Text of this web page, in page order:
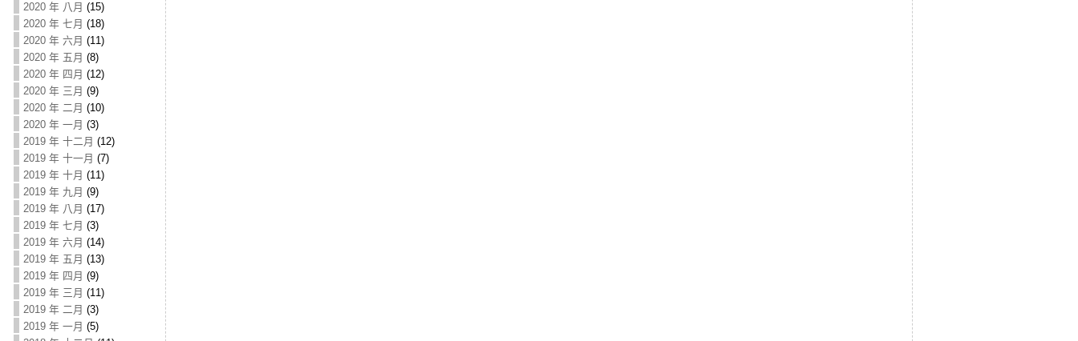
2020 年 八月 (15)
2020 年 七月 (18)
2020 年 六月 (11)
2020 年 五月 (8)
2020 年 四月 (12)
2020 年 三月 (9)
2020 年 二月 (10)
2020 年 一月 (3)
2019 年 十二月 (12)
2019 年 十一月 (7)
2019 年 十月 (11)
2019 年 九月 (9)
2019 年 八月 (17)
2019 年 七月 (3)
2019 年 六月 (14)
2019 年 五月 (13)
2019 年 四月 (9)
2019 年 三月 (11)
2019 年 二月 (3)
2019 年 一月 (5)